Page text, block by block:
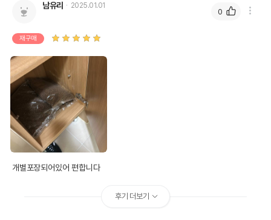
남유리 2025.01.01
재구매
개별포장되어있어 편합니다
0
후기 더보기